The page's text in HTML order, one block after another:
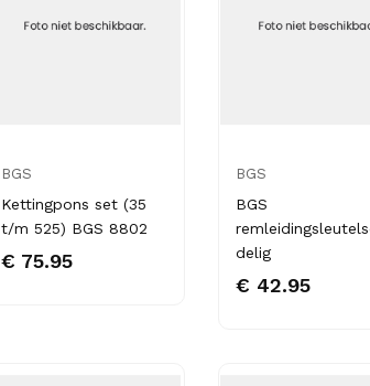
BGS
Kettingpons set (35
t/m 525) BGS 8802
€ 75.95
BGS
BGS
delig
€ 42.95